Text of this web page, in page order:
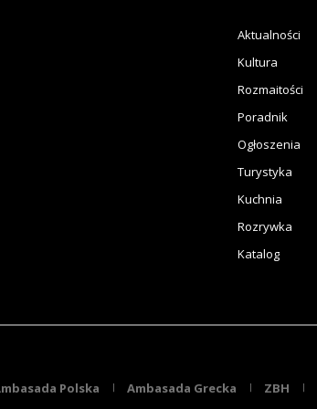
Aktualności
Kultura
Rozmaitości
Poradnik
Ogłoszenia
Turystyka
Kuchnia
Rozrywka
Katalog
Polska Ambasada Grecka ZBH